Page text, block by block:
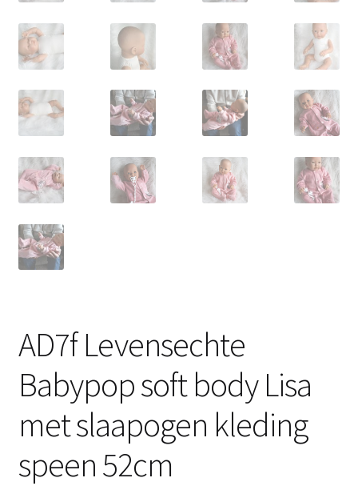
AD7f Levensechte
Babypop soft body Lisa
met slaapogen kleding
speen 52cm